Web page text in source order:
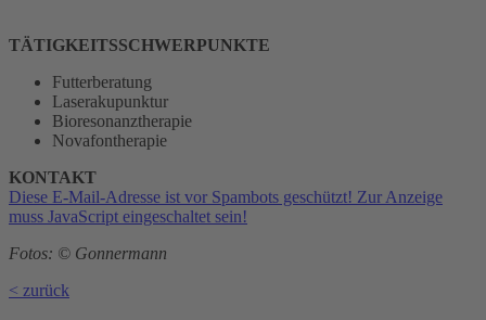
TÄTIGKEITSSCHWERPUNKTE
Futterberatung
Laserakupunktur
Bioresonanztherapie
Novafontherapie
KONTAKT
Diese E-Mail-Adresse ist vor Spambots geschützt! Zur Anzeige
muss JavaScript eingeschaltet sein!
Fotos: © Gonnermann
< zurück